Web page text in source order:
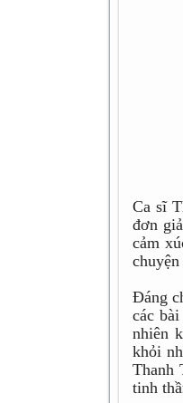
Ca sĩ
đơn
cảm
Đáng
các
nhiên
khỏi
Thanh
tinh